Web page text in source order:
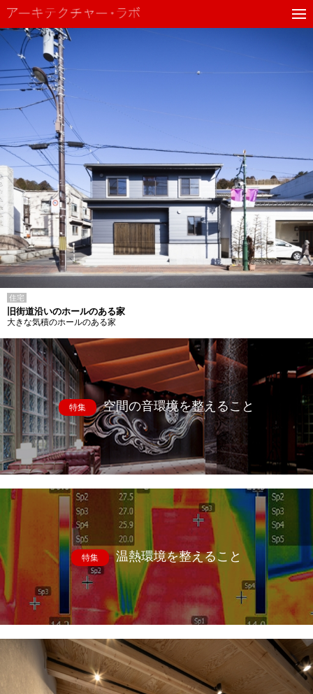
住宅
旧街道沿いのホールのある家
大きな気積のホールのある家
特集 空間の音環境を整えること
特集 温熱環境を整えること